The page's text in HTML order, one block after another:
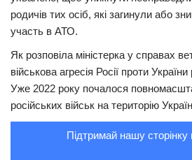
Шоу-біз
#Війна
родичів тих осіб, які загинули або
участь в АТО.
Як розповіла міністерка у справах
військова агресія Росії проти
Уже 2022 року почалося
російських військ на територію
Підтримай нашу